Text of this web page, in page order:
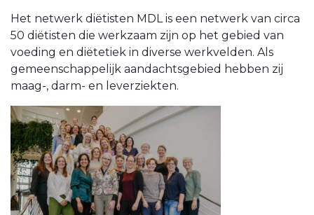
Het netwerk diëtisten MDL is een netwerk van circa
50 diëtisten die werkzaam zijn op het gebied van
voeding en diëtetiek in diverse werkvelden. Als
gemeenschappelijk aandachtsgebied hebben zij
maag-, darm- en leverziekten.